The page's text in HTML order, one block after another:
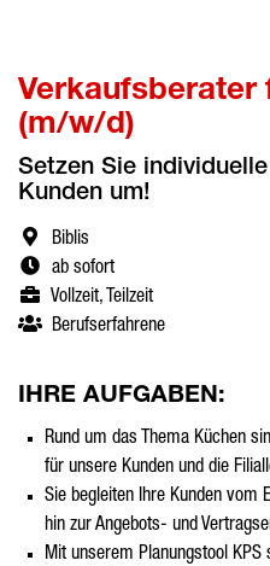
Verkaufsberater
(m/w/d)
Setzen Sie
Kunden um!
Biblis
ab sofort
Vollzeit, Teilzeit
Berufserfahrene
IHRE AUFGABEN:
Rund um das Thema Küchen
für unsere Kunden und die
Sie begleiten Ihre Kunden vom
hin zur Angebots- und
Mit unserem Planungstool KPS